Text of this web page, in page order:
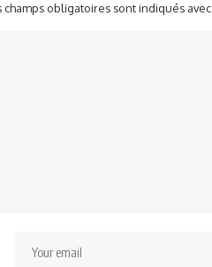
champs obligatoires sont indiqués avec